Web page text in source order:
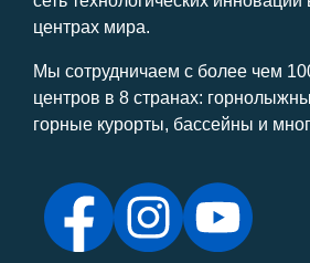
центрах мира.
Мы сотрудничаем с более чем
центров в 8 странах:
горные курорты, бассейны и